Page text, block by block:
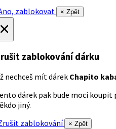
zablokovat
× Zpět
zablokování dárku
nechceš mít dárek Chapito
dárek pak bude moci koupit
jiný.
zablokování
× Zpět